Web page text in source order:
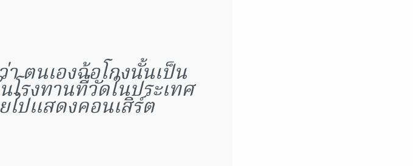
ตนเองฉ้อโกงนั้นเป็น
โรงทานที่วัดในประเทศ
ไปแสดงคอนเสิร์ต